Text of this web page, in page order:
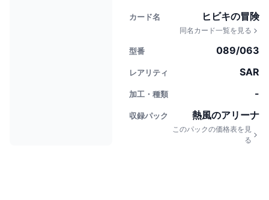
カード名 ヒビキの冒険
同名カード一覧を見る
型番 089/063
レアリティ SAR
加工・種類 -
収録パック 熱風のアリーナ
このパックの価格表を見
る